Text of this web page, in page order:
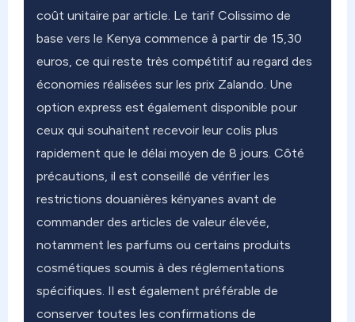
coût unitaire par article. Le tarif Colissimo de
base vers le Kenya commence à partir de 15,30
euros, ce qui reste très compétitif au regard des
économies réalisées sur les prix Zalando. Une
option express est également disponible pour
ceux qui souhaitent recevoir leur colis plus
rapidement que le délai moyen de 8 jours. Côté
précautions, il est conseillé de vérifier les
restrictions douanières kényanes avant de
commander des articles de valeur élevée,
notamment les parfums ou certains produits
cosmétiques soumis à des réglementations
spécifiques. Il est également préférable de
conserver toutes les confirmations de